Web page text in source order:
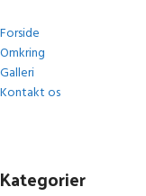
Forside
Omkring
Galleri
Kontakt os
Kategorier